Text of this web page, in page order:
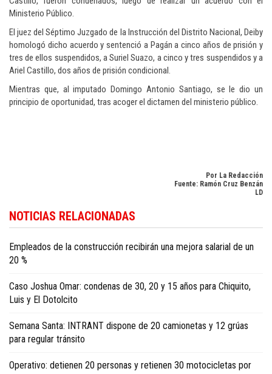
Ministerio Público.
El juez del Séptimo Juzgado de la Instrucción del Distrito Nacional, Deiby
homologó dicho acuerdo y sentenció a Pagán a cinco años de prisión y
tres de ellos suspendidos, a Suriel Suazo, a cinco y tres suspendidos y a
Ariel Castillo, dos años de prisión condicional.
Mientras que, al imputado Domingo Antonio Santiago, se le dio un
principio de oportunidad, tras acoger el dictamen del ministerio público.
Por La Redacción
Fuente: Ramón Cruz Benzán
LD
Republic news in English.
NOTICIAS RELACIONADAS
Empleados de la construcción recibirán una mejora salarial de un
20 %
Caso Joshua Omar: condenas de 30, 20 y 15 años para Chiquito,
Luis y El Dotolcito
Semana Santa: INTRANT dispone de 20 camionetas y 12 grúas
para regular tránsito
Operativo: detienen 20 personas y retienen 30 motocicletas por